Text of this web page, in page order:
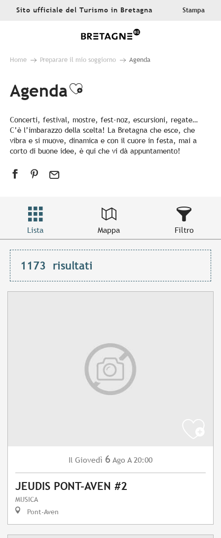
AllerSito ufficiale del Turismo in Bretagna Stampa
Home Preparare il mio soggiorno Agenda
AgendaAjouter aux favoris
Concerti, festival, mostre, fest-noz, escursioni, regate…
C’è l’imbarazzo della scelta! La Bretagna che esce, che
vibra e si muove, dinamica e con il cuore in festa, mai a
corto di buone idee, è qui che vi dà appuntamento!
Lista Mappa Filtro
1173 risultati
Il Giovedì 6 Ago A 20:00
JEUDIS PONT-AVEN #2
MUSICA
Pont-Aven